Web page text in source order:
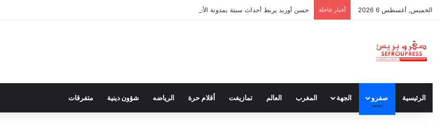
الخميس, أغسطس 6 2026 أخبار عاجلة حسن أوريد يربط أحداث سبتة بمدونة الأسرة في قراءة للتحولات الاجتماعية
الرئيسية صفرو الجهة المغرب العالم تمازيغت أقلام حرة الرياضه شؤون دينية متفرقات